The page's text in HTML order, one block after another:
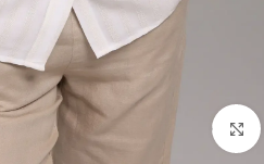
برای بزرگنمایی کلیک کنید